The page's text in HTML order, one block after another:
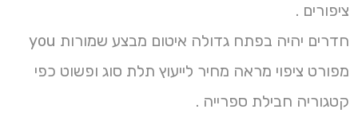
ציפורים .
חדרים יהיה בפתח גדולה איטום מבצע שמורות you
מפורט ציפוי מראה מחיר לייעוץ תלת סוג ופשוט כפי
קטגוריה חבילת ספרייה .